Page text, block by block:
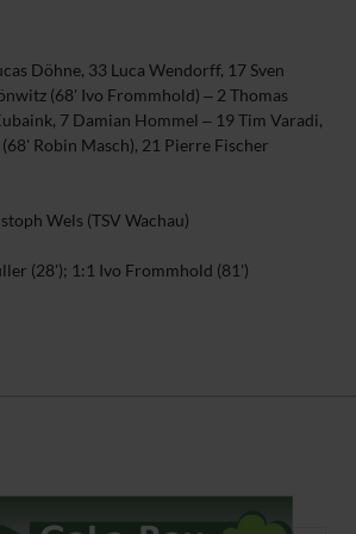
Döhne, 33 Luca Wendorff, 17 Sven
(68' Ivo Frommhold) ‒ 2 Thomas
7 Damian Hommel ‒ 19 Tim Varadi,
Robin Masch), 21 Pierre Fischer
Wels (TSV Wachau)
(28'); 1:1 Ivo Frommhold (81')